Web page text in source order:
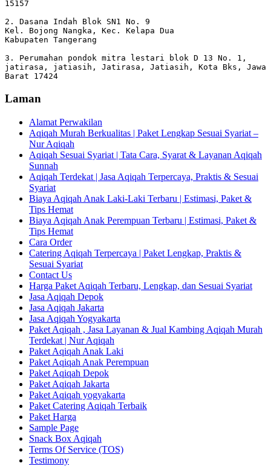
15157
2. Dasana Indah Blok SN1 No. 9
Kel. Bojong Nangka, Kec. Kelapa Dua
Kabupaten Tangerang
3. Perumahan pondok mitra lestari blok D 13 No. 1,
jatirasa, jatiasih, Jatirasa, Jatiasih, Kota Bks, Jawa
Barat 17424
Laman
Alamat Perwakilan
Aqiqah Murah Berkualitas | Paket Lengkap Sesuai Syariat –
Nur Aqiqah
Aqiqah Sesuai Syariat | Tata Cara, Syarat & Layanan Aqiqah
Sunnah
Aqiqah Terdekat | Jasa Aqiqah Terpercaya, Praktis & Sesuai
Syariat
Biaya Aqiqah Anak Laki-Laki Terbaru | Estimasi, Paket &
Tips Hemat
Biaya Aqiqah Anak Perempuan Terbaru | Estimasi, Paket &
Tips Hemat
Cara Order
Catering Aqiqah Terpercaya | Paket Lengkap, Praktis &
Sesuai Syariat
Contact Us
Harga Paket Aqiqah Terbaru, Lengkap, dan Sesuai Syariat
Jasa Aqiqah Depok
Jasa Aqiqah Jakarta
Jasa Aqiqah Yogyakarta
Paket Aqiqah , Jasa Layanan & Jual Kambing Aqiqah Murah
Terdekat | Nur Aqiqah
Paket Aqiqah Anak Laki
Paket Aqiqah Anak Perempuan
Paket Aqiqah Depok
Paket Aqiqah Jakarta
Paket Aqiqah yogyakarta
Paket Catering Aqiqah Terbaik
Paket Harga
Sample Page
Snack Box Aqiqah
Terms Of Service (TOS)
Testimony